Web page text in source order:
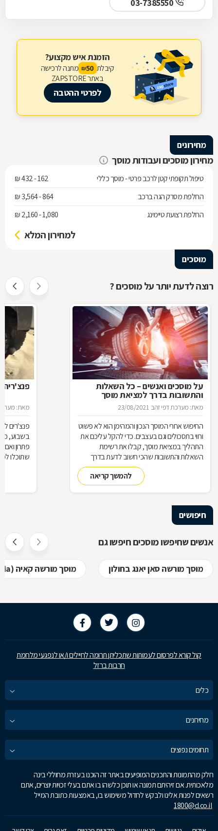
הזמנת איש מקצוע?
קיבלת 50
₪ מתנה לרכישה
באתר ZAPSTORE
לפרטי ההטבה
מחירונים
מחירון מוסכים ועבודות מוסך
טיפול תקופתי קטן לרכב פרטי - מוסך כללי
162 - 432 ₪
החלפת מסרק הגה ברכב
864 - 3,564 ₪
החלפת רצועת טיימינג
1,080 - 2,160 ₪
למחירון המלא
מוסכים
רוצה לדעת יותר על מוסכים ?
על מוסכים ואנשים – כל השאלות
והתשובות בדרך למציאת מוסך
מאת: מערכת דפי זהב 23/08/2021
החיפוש אחרי המוסך הנכון והמהימן הוא לא פשוט
ורווי בתסכולים וגם בעצבים. כדי להקל עליכם את
התהליך במציאת מוסך, קבלו את רשימת
השאלות והתשובות שהכי חשוב לדעת בדרך
להמשך קריאה
מאת:
פנצ'רים
בשבוע,
פתרון
שתוכלו
חיפושים
אנשים שחיפשו מוסכים חיפשו גם
מוסך מורשה סאן יאנג בחולון מוסך מורשה קאיה (kia) בחולון
קול קורא לפרסום לעמותות שתכליתן תרומה לחיילים ו/או לנפגעי מלחמת
חרבות ברזל
כלים
מחירונים
תחומים נפוצים
חלק מהתמונות והתכנים המופיעים באתר זה הוכנו בעזרת מחוללי בינה
מלאכותית. אם זיהיתם תמונה או תוכן כלשהו בו אתם בעלי זכויות יוצרים, אתם
רשאים לפנות אלינו ולבקש לחדול משימוש בו, באמצעות כתובת המייל
1800@d.co.il